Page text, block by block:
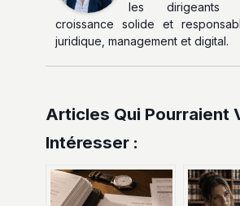
les dirigeants
croissance solide et
juridique, management et digital.
Articles Qui Pourraient
Intéresser :